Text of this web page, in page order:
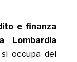
e finanza
Lombardia
occupa del